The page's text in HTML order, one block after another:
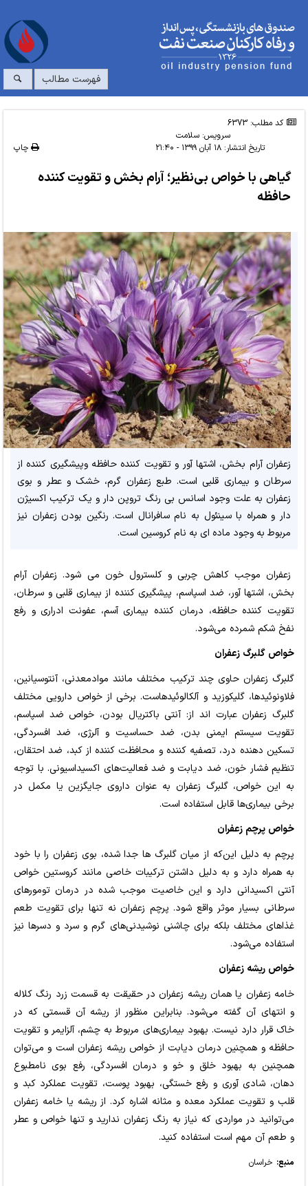
فهرست مطالب
کد مطلب: 6373
سرویس:سلامت
تاریخ انتشار:۱۸ آبان ۱۳۹۹ - ۲۱:۴۰ چاپ
گیاهی با خواص بی‌نظیر؛ آرام بخش و تقویت کننده
حافظه
زعفران آرام بخش، اشتها آور و تقویت کننده حافظه وپیشگیری کننده از
سرطان و بیماری قلبی است. طبع زعفران گرم، خشک و عطر و بوی
زعفران به علت وجود اسانس بی رنگ تروپن دار و یک ترکیب اکسیژن
دار و همراه با سینئول به نام سافرانال است. رنگین بودن زعفران نیز
مربوط به وجود ماده ای به نام کروسین است.
زعفران موجب کاهش چربی و کلسترول خون می شود. زعفران آرام
بخش، اشتها آور، ضد اسپاسم، پیشگیری کننده از بیماری قلبی و سرطان،
تقویت کننده حافظه، درمان کننده بیماری آسم، عفونت ادراری و رفع
نفخ شکم شمرده می‌شود.
خواص گلبرگ زعفران
گلبرگ زعفران حاوی چند ترکیب مختلف مانند موادمعدنی، آنتوسیانین،
فلاونوئیدها، گلیکوزید و آلکالوئیدهاست. برخی از خواص دارویی مختلف
گلبرگ زعفران عبارت اند از: آنتی باکتریال بودن، خواص ضد اسپاسم،
تقویت سیستم ایمنی بدن، ضد حساسیت و آلرژی، ضد افسردگی،
تسکین دهنده درد، تصفیه کننده و محافظت کننده از کبد، ضد احتقان،
تنظیم فشار خون، ضد دیابت و ضد فعالیت‌های اکسیداسیونی. با توجه
به این خواص، گلبرگ زعفران به عنوان داروی جایگزین یا مکمل در
برخی بیماری‌ها قابل استفاده است.
خواص پرچم زعفران
پرچم به دلیل این‌که از میان گلبرگ ها جدا شده، بوی زعفران را با خود
به همراه دارد و به دلیل داشتن ترکیبات خاصی مانند کروستین خواص
آنتی اکسیدانی دارد و این خاصیت موجب شده در درمان تومورهای
سرطانی بسیار موثر واقع شود. پرچم زعفران نه تنها برای تقویت طعم
غذاهای مختلف بلکه برای چاشنی نوشیدنی‌های گرم و سرد و دسرها نیز
استفاده می‌شود.
خواص ریشه زعفران
خامه زعفران یا همان ریشه زعفران در حقیقت به قسمت زرد رنگ کلاله
و انتهای آن گفته می‌شود. بنابراین منظور از ریشه آن قسمتی که در
خاک قرار دارد نیست. بهبود بیماری‌های مربوط به چشم، آلزایمر و تقویت
حافظه و همچنین درمان دیابت از خواص ریشه زعفران است و می‌توان
همچنین به بهبود خلق و خو و درمان افسردگی، رفع بوی نامطبوع
دهان، شادی آوری و رفع خستگی، بهبود پوست، تقویت عملکرد کبد و
قلب و تقویت عملکرد معده و مثانه اشاره کرد. از ریشه یا خامه زعفران
می‌توانید در مواردی که نیاز به رنگ زعفران ندارید و تنها خواص و عطر
و طعم آن مهم است استفاده کنید.
منبع: خراسان